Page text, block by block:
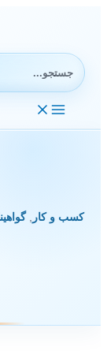
جستجوی:
کسب و کار,